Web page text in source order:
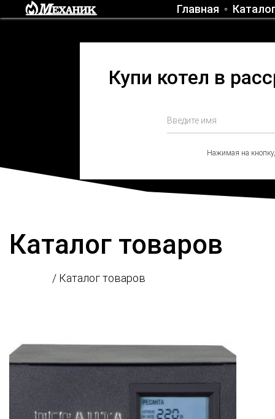
Главная
Купи котел в
Нажимая на
Каталог товаров
/ Каталог товаров